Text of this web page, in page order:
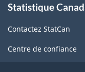
propos
ce
site
Statistique
Contactez StatCan
Centre de confiance